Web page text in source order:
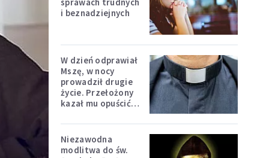
sprawach trudnych
i beznadziejnych
W dzień odprawiał
Mszę, w nocy
prowadził drugie
życie. Przełożony
kazał mu opuścić
Niezawodna
modlitwa do św.